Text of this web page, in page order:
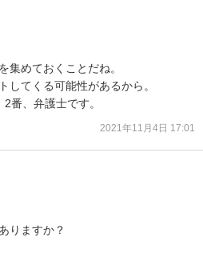
集めておくことだね。
してくる可能性があるから。
番、弁護士です。
2021年11月4日 17:01
りますか？